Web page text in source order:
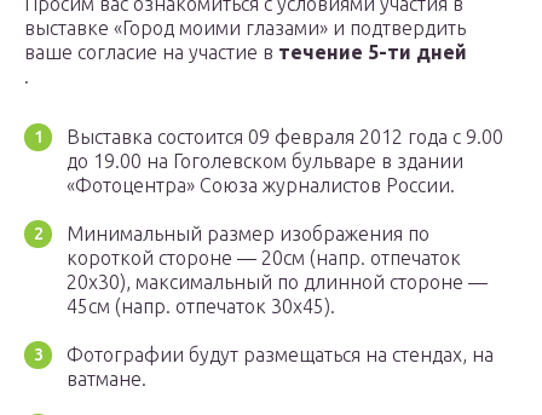
выставке «Город моими глазами» и подтвердить
ваше согласие на участие в течение 5-ти дней
.
Выставка состоится 09 февраля 2012 года с 9.00
до 19.00 на Гоголевском бульваре в здании
«Фотоцентра» Союза журналистов России.
Минимальный размер изображения по
короткой стороне — 20см (напр. отпечаток
20х30), максимальный по длинной стороне —
45см (напр. отпечаток 30х45).
Фотографии будут размещаться на стендах, на
ватмане.